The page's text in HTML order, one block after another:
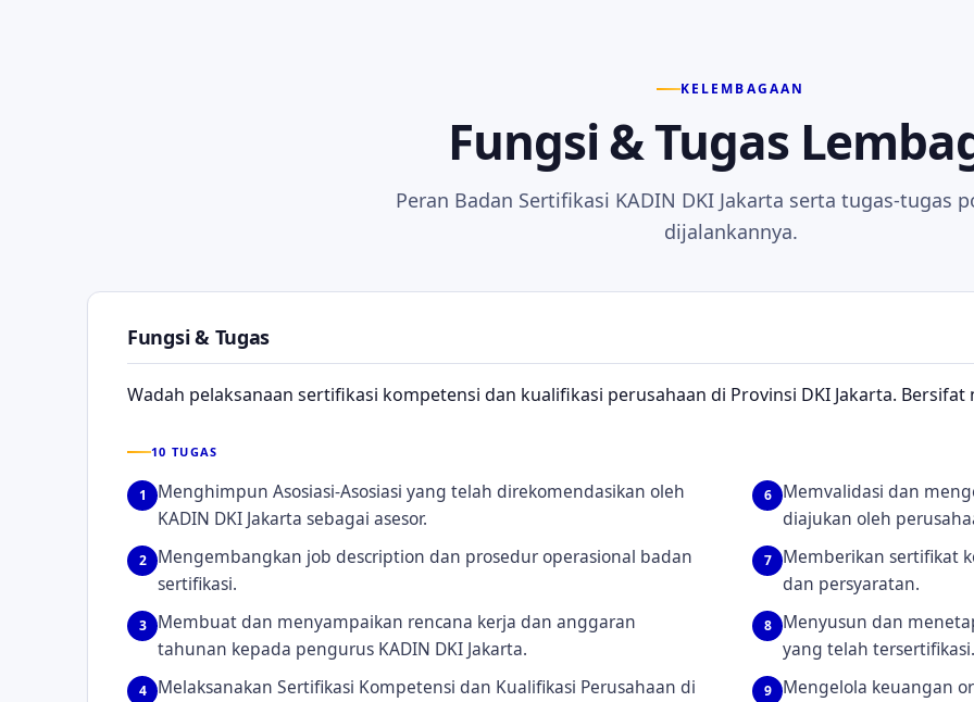
KELEMBAGAAN
Fungsi & Tugas
Peran Badan Sertifikasi KADIN DKI Jakarta serta tugas-tugas
dijalankannya.
Fungsi & Tugas
Wadah pelaksanaan sertifikasi kompetensi dan kualifikasi perusahaan di Provinsi DKI Jakarta. Bersifat
10 TUGAS
1
Menghimpun Asosiasi-Asosiasi yang telah direkomendasikan oleh
KADIN DKI Jakarta sebagai asesor.
2
Mengembangkan job description dan prosedur operasional badan
sertifikasi.
3
Membuat dan menyampaikan rencana kerja dan anggaran
tahunan kepada pengurus KADIN DKI Jakarta.
4 Melaksanakan Sertifikasi Kompetensi dan Kualifikasi Perusahaan di
6
Memvalidasi dan
diajukan oleh
7
Memberikan sertifikat
dan persyaratan.
8
Menyusun dan
yang telah tersertifikasi.
9 Mengelola keuangan